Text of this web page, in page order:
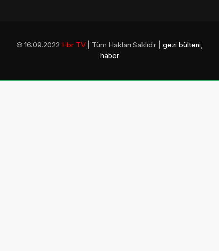
© 16.09.2022 Hbr TV | Tüm Hakları Saklıdır | gezi bülteni,
haber